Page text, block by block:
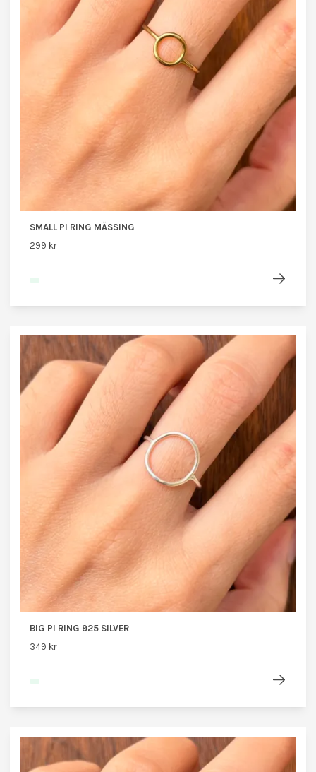
SMALL PI RING MÄSSING
299 kr
BIG PI RING 925 SILVER
349 kr